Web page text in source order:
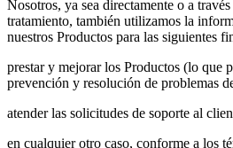
Nosotros, ya sea directamente o a
tratamiento, también utilizamos la
nuestros Productos para las siguientes
prestar y mejorar los Productos (lo que
prevención y resolución de problemas
atender las solicitudes de soporte al
en cualquier otro caso, conforme a los